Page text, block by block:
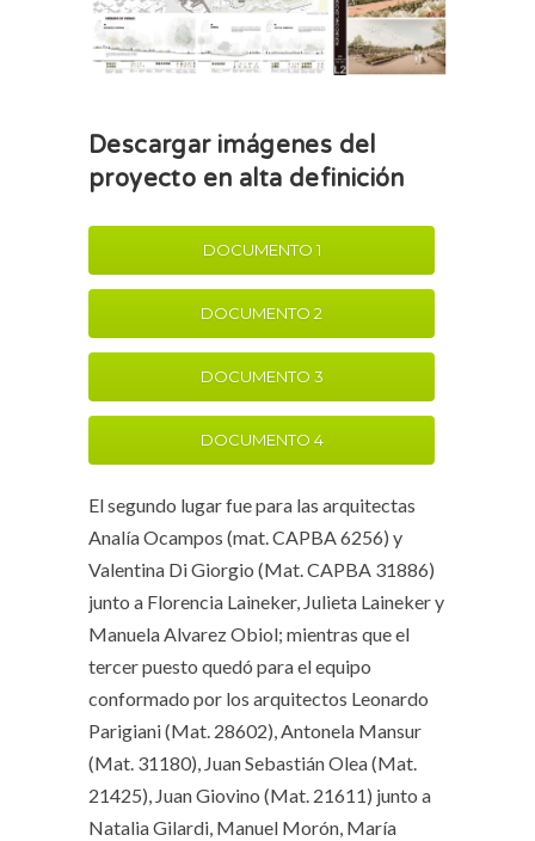
Descargar imágenes del
proyecto en alta definición
DOCUMENTO 1
DOCUMENTO 2
DOCUMENTO 3
DOCUMENTO 4
El segundo lugar fue para las arquitectas
Analía Ocampos (mat. CAPBA 6256) y
Valentina Di Giorgio (Mat. CAPBA 31886)
junto a Florencia Laineker, Julieta Laineker y
Manuela Alvarez Obiol; mientras que el
tercer puesto quedó para el equipo
conformado por los arquitectos Leonardo
Parigiani (Mat. 28602), Antonela Mansur
(Mat. 31180), Juan Sebastián Olea (Mat.
21425), Juan Giovino (Mat. 21611) junto a
Natalia Gilardi, Manuel Morón, María